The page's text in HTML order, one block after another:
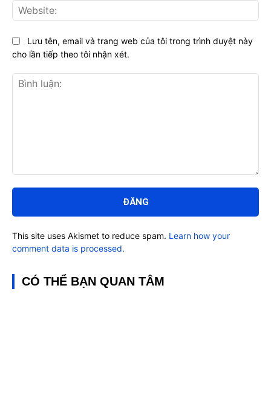
luận:
Lưu tên, email và trang web của tôi trong trình duyệt này
cho lần tiếp theo tôi nhận xét.
This site uses Akismet to reduce spam. Learn how your
comment data is processed.
CÓ THỂ BẠN QUAN TÂM